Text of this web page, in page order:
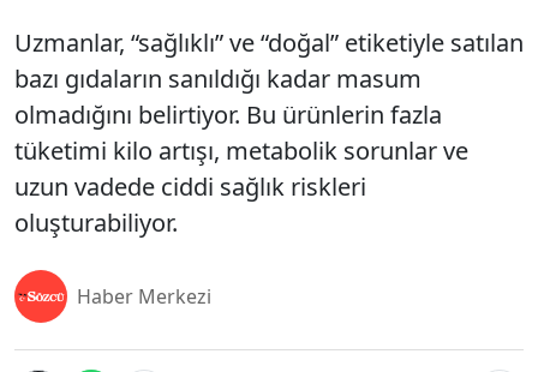
Uzmanlar, “sağlıklı” ve “doğal” etiketiyle satılan
bazı gıdaların sanıldığı kadar masum
olmadığını belirtiyor. Bu ürünlerin fazla
tüketimi kilo artışı, metabolik sorunlar ve
uzun vadede ciddi sağlık riskleri
oluşturabiliyor.
Haber Merkezi